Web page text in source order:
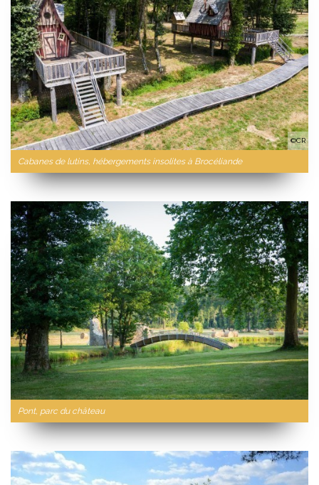
Cabanes de lutins, hébergements insolites à Brocéliande
©CR
Pont, parc du château